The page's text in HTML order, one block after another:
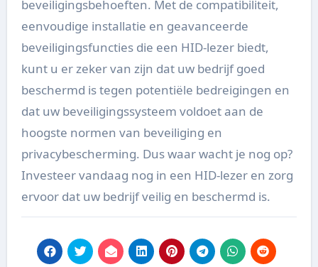
beveiligingsbehoeften. Met de compatibiliteit,
eenvoudige installatie en geavanceerde
beveiligingsfuncties die een HID-lezer biedt,
kunt u er zeker van zijn dat uw bedrijf goed
beschermd is tegen potentiële bedreigingen en
dat uw beveiligingssysteem voldoet aan de
hoogste normen van beveiliging en
privacybescherming. Dus waar wacht je nog op?
Investeer vandaag nog in een HID-lezer en zorg
ervoor dat uw bedrijf veilig en beschermd is.